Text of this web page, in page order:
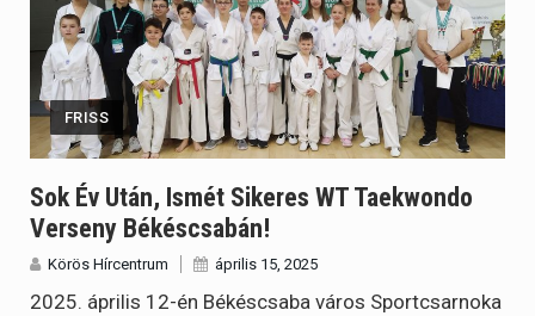
FRISS
Sok Év Után, Ismét Sikeres WT Taekwondo
Verseny Békéscsabán!
Körös Hírcentrum április 15, 2025
2025. április 12-én Békéscsaba város Sportcsarnoka